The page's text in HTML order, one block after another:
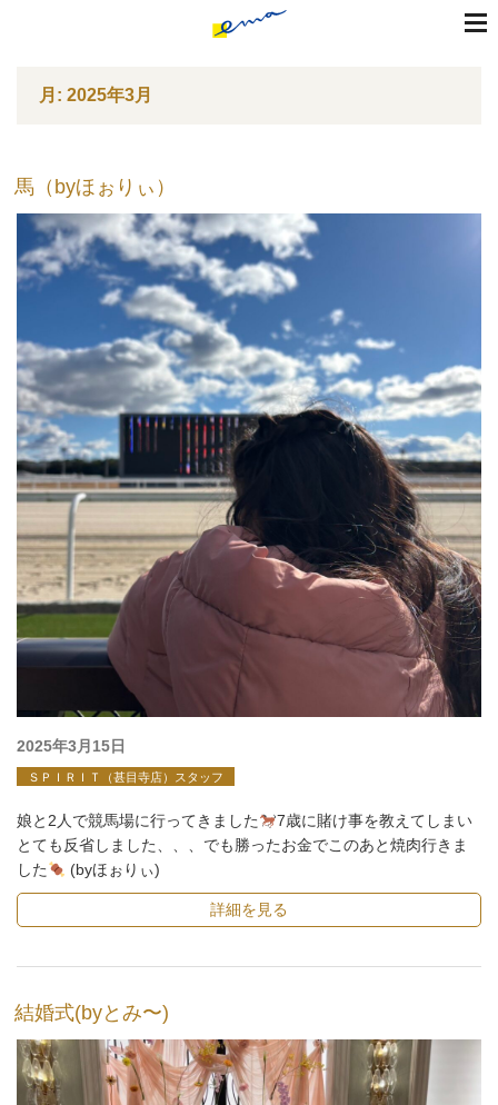
月: 2025年3月
馬（byほぉりぃ）
投
稿
2025年3月15日
ＳＰＩＲＩＴ（甚目寺店）スタッフ
娘と2人で競馬場に行ってきました
7歳に賭け事を教えてしまい
とても反省しました、、、でも勝ったお金でこのあと焼肉行きま
した
(byほぉりぃ)
詳細を見る
結婚式(byとみ〜)
toggle